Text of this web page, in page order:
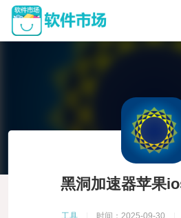
黑洞加速器苹果
工具 时间：2025-09-30